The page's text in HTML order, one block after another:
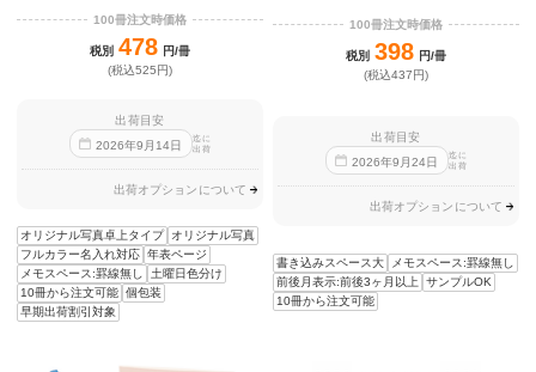
100冊注文時価格
税別 478 円/冊
(税込525円)
出荷目安
2026年9 月14日
迄に
出荷
出荷オプションについて
オリジナル写真卓上タイプ
オリジナル写真
フルカラー名入れ対応 年表ページ
メモスペース:罫線無し
土曜日色分け
10冊から注文可能 個包装
早期出荷割引対象
100冊注文時価格
税別 398 円/冊
(税込437円)
出荷目安
2026年9 月24日
迄に
出荷
出荷オプションについて
書き込みスペース大
メモスペース:罫線無し
前後月表示:前後3ヶ月以上
サンプルOK
10冊から注文可能